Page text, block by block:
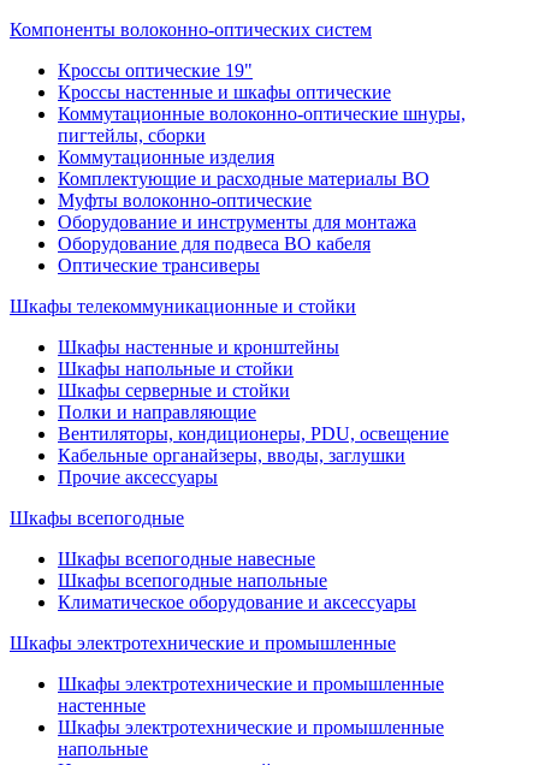
Компоненты волоконно-оптических систем
Кроссы оптические 19"
Кроссы настенные и шкафы оптические
Коммутационные волоконно-оптические шнуры,
пигтейлы, сборки
Коммутационные изделия
Комплектующие и расходные материалы ВО
Муфты волоконно-оптические
Оборудование и инструменты для монтажа
Оборудование для подвеса ВО кабеля
Оптические трансиверы
Шкафы телекоммуникационные и стойки
Шкафы настенные и кронштейны
Шкафы напольные и стойки
Шкафы серверные и стойки
Полки и направляющие
Вентиляторы, кондиционеры, PDU, освещение
Кабельные органайзеры, вводы, заглушки
Прочие аксеcсуары
Шкафы всепогодные
Шкафы всепогодные навесные
Шкафы всепогодные напольные
Климатическое оборудование и аксессуары
Шкафы электротехнические и промышленные
Шкафы электротехнические и промышленные
настенные
Шкафы электротехнические и промышленные
напольные